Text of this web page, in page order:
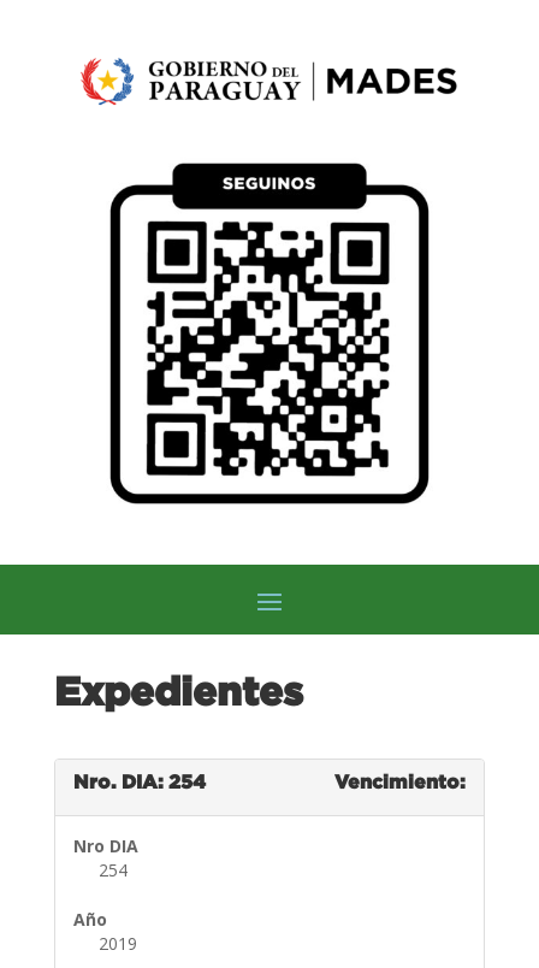
Expedientes
Nro. DIA: 254 Vencimiento:
Nro DIA
254
Año
2019